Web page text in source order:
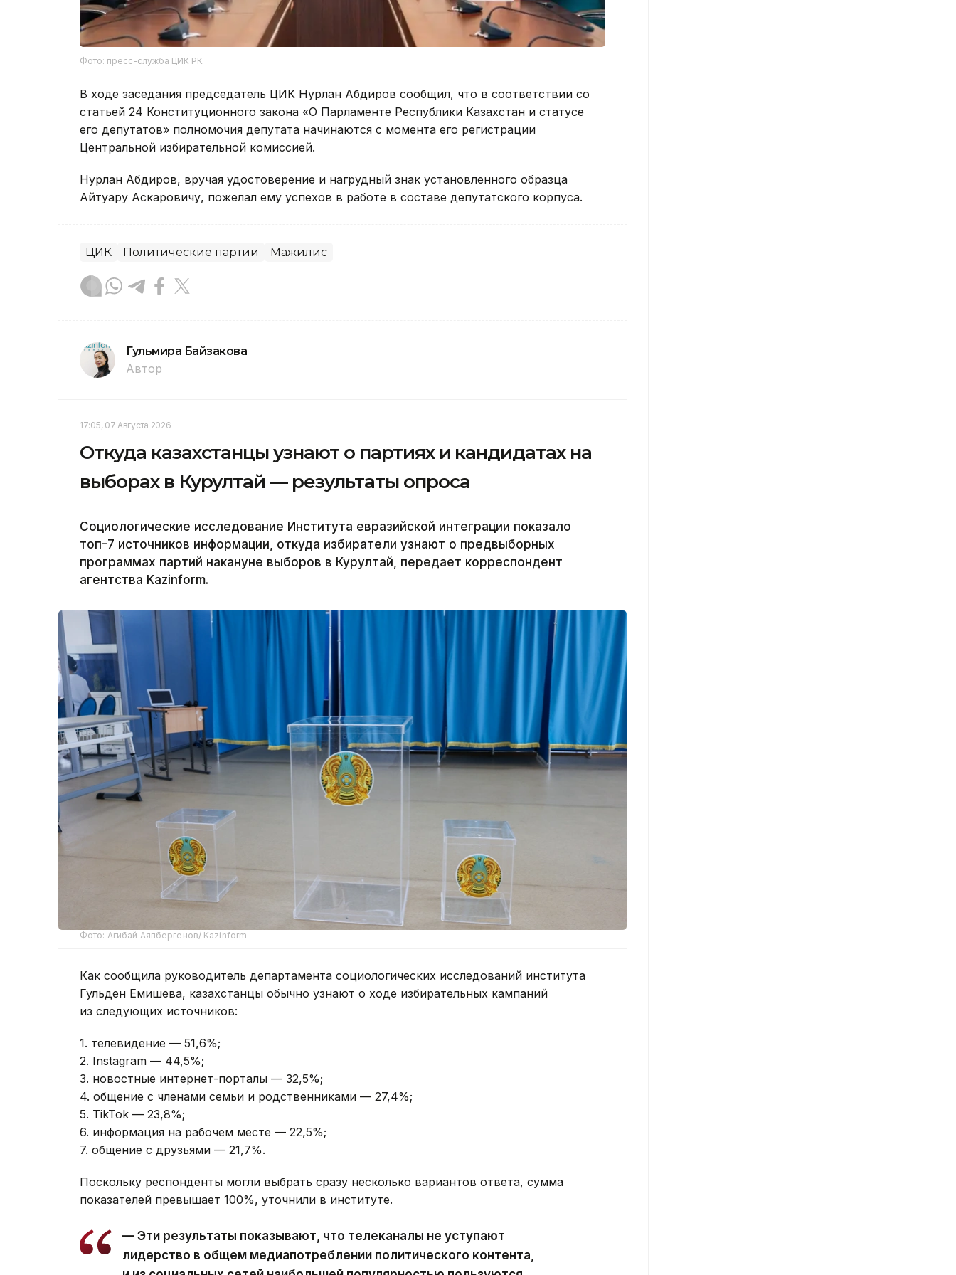
Фото: пресс-служба ЦИК РК
В ходе заседания председатель ЦИК Нурлан Абдиров сообщил, что в соответствии со
статьей 24 Конституционного закона «О Парламенте Республики Казахстан и статусе
его депутатов» полномочия депутата начинаются с момента его регистрации
Центральной избирательной комиссией.
Нурлан Абдиров, вручая удостоверение и нагрудный знак установленного образца
Айтуару Аскаровичу, пожелал ему успехов в работе в составе депутатского корпуса.
ЦИК Политические партии Мажилис
Гульмира Байзакова
Автор
17:05, 07 Августа 2026
Откуда казахстанцы узнают о партиях и кандидатах на
выборах в Курултай — результаты опроса
Социологические исследование Института евразийской интеграции показало
топ-7 источников информации, откуда избиратели узнают о предвыборных
программах партий накануне выборов в Курултай, передает корреспондент
агентства Kazinform.
Фото: Агибай Аяпбергенов/ Kazinform
Как сообщила руководитель департамента социологических исследований института
Гульден Емишева, казахстанцы обычно узнают о ходе избирательных кампаний
из следующих источников:
1. телевидение — 51,6%;
2. ⁠Instagram — 44,5%;
3. ⁠новостные интернет-порталы — 32,5%;
4. ⁠общение с членами семьи и родственниками — 27,4%;
5. ⁠TikTok — 23,8%;
6. ⁠информация на рабочем месте — 22,5%;
7. ⁠общение с друзьями — 21,7%.
Поскольку респонденты могли выбрать сразу несколько вариантов ответа, сумма
показателей превышает 100%, уточнили в институте.
— Эти результаты показывают, что телеканалы не уступают
лидерство в общем медиапотреблении политического контента,